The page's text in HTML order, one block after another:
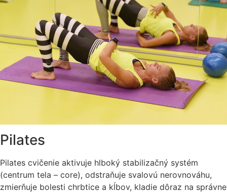
Pilates
Pilates cvičenie aktivuje hlboký stabilizačný systém
(centrum tela – core), odstraňuje svalovú nerovnováhu,
zmierňuje bolesti chrbtice a kĺbov, kladie dôraz na správne